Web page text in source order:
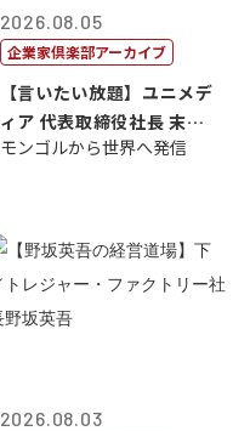
2026.08.05
企業家倶楽部アーカイブ
【言いたい放題】ユニメデ
ィア 代表取締役社長 末田
真
モンゴルから世界へ発信
2026.08.03